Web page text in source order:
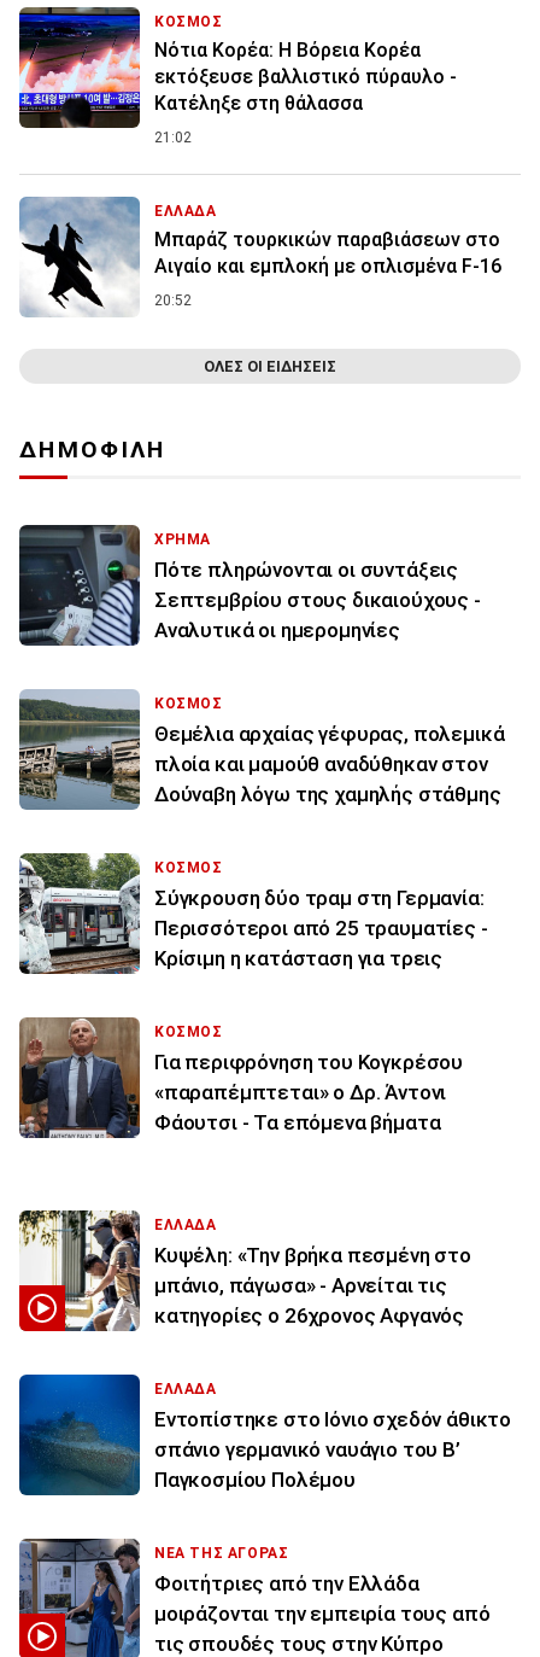
ΚΟΣΜΟΣ
Νότια Κορέα: Η Βόρεια Κορέα
εκτόξευσε βαλλιστικό πύραυλο -
Κατέληξε στη θάλασσα
21:02
ΕΛΛΑΔΑ
Μπαράζ τουρκικών παραβιάσεων στο
Αιγαίο και εμπλοκή με οπλισμένα F-16
20:52
ΟΛΕΣ ΟΙ ΕΙΔΗΣΕΙΣ
ΔΗΜΟΦΙΛΗ
ΧΡΗΜΑ
Πότε πληρώνονται οι συντάξεις
Σεπτεμβρίου στους δικαιούχους -
Αναλυτικά οι ημερομηνίες
ΚΟΣΜΟΣ
Θεμέλια αρχαίας γέφυρας, πολεμικά
πλοία και μαμούθ αναδύθηκαν στον
Δούναβη λόγω της χαμηλής στάθμης
ΚΟΣΜΟΣ
Σύγκρουση δύο τραμ στη Γερμανία:
Περισσότεροι από 25 τραυματίες -
Κρίσιμη η κατάσταση για τρεις
ΚΟΣΜΟΣ
Για περιφρόνηση του Κογκρέσου
«παραπέμπτεται» ο Δρ. Άντονι
Φάουτσι - Τα επόμενα βήματα
ΕΛΛΑΔΑ
Κυψέλη: «Την βρήκα πεσμένη στο
μπάνιο, πάγωσα» - Αρνείται τις
κατηγορίες ο 26χρονος Αφγανός
ΕΛΛΑΔΑ
Εντοπίστηκε στο Ιόνιο σχεδόν άθικτο
σπάνιο γερμανικό ναυάγιο του Β’
Παγκοσμίου Πολέμου
ΝΕΑ ΤΗΣ ΑΓΟΡΑΣ
Φοιτήτριες από την Ελλάδα
μοιράζονται την εμπειρία τους από
τις σπουδές τους στην Κύπρο